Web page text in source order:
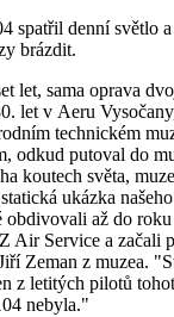
let, sama oprava
let v Aeru
technickém
odkud putoval do
koutech světa,
ukázka
až do roku
Air Service a začali
Zeman z muzea.
z letitých pilotů
nebyla.